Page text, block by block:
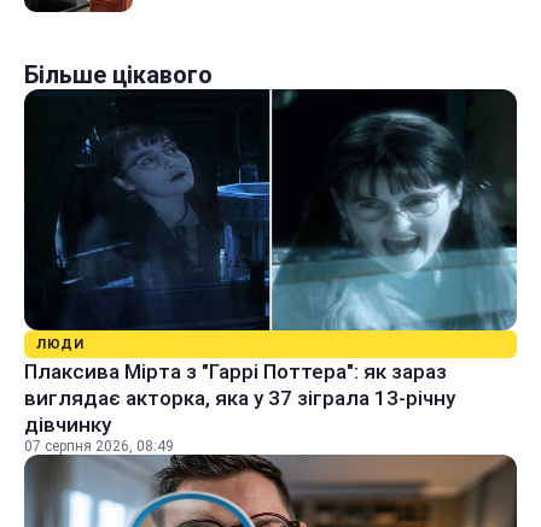
Більше цікавого
ЛЮДИ
Плаксива Мірта з "Гаррі Поттера": як зараз
виглядає акторка, яка у 37 зіграла 13-річну
дівчинку
07 серпня 2026, 08:49